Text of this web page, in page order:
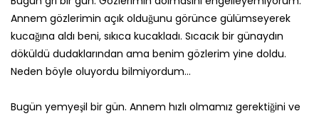
Annem gözlerimin açık olduğunu görünce gülümseyerek
kucağına aldı beni, sıkıca kucakladı. Sıcacık bir günaydın
döküldü dudaklarından ama benim gözlerim yine doldu.
Neden böyle oluyordu bilmiyordum…
Bugün yemyeşil bir gün. Annem hızlı olmamız gerektiğini ve